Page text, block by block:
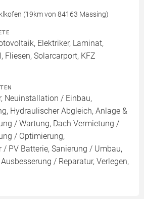
(19km von 84163 Massing)
Elektriker, Laminat,
Fliesen, Solarcarport, KFZ
Neuinstallation / Einbau,
Hydraulischer Abgleich, Anlage &
/ Wartung, Dach Vermietung /
/ Optimierung,
PV Batterie, Sanierung / Umbau,
/ Reparatur, Verlegen,